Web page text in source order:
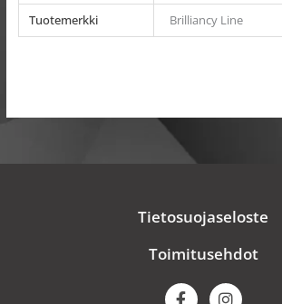
Tuotemerkki
Brilliancy Line
Tietosuojaseloste
Toimitusehdot
F I